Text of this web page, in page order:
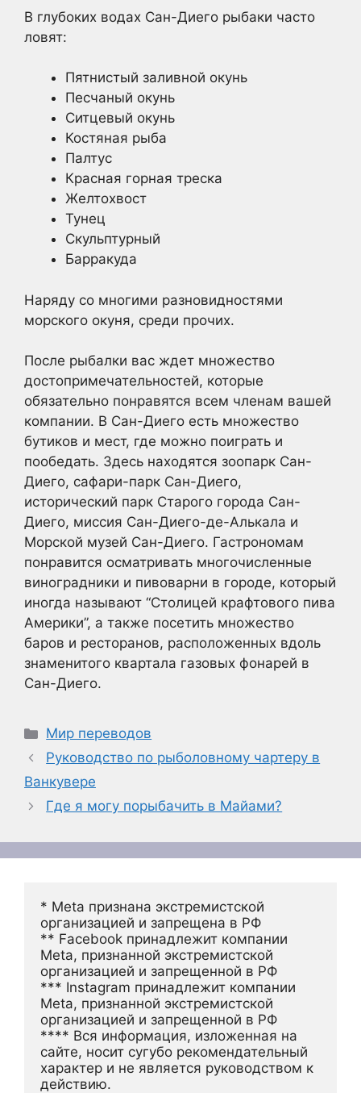
В глубоких водах Сан-Диего рыбаки часто
ловят:
Пятнистый заливной окунь
Песчаный окунь
Ситцевый окунь
Костяная рыба
Палтус
Красная горная треска
Желтохвост
Тунец
Скульптурный
Барракуда
Наряду со многими разновидностями
морского окуня, среди прочих.
После рыбалки вас ждет множество
достопримечательностей, которые
обязательно понравятся всем членам вашей
компании. В Сан-Диего есть множество
бутиков и мест, где можно поиграть и
пообедать. Здесь находятся зоопарк Сан-
Диего, сафари-парк Сан-Диего,
исторический парк Старого города Сан-
Диего, миссия Сан-Диего-де-Алькала и
Морской музей Сан-Диего. Гастрономам
понравится осматривать многочисленные
виноградники и пивоварни в городе, который
иногда называют “Столицей крафтового пива
Америки”, а также посетить множество
баров и ресторанов, расположенных вдоль
знаменитого квартала газовых фонарей в
Сан-Диего.
Рубрики
Мир переводов
Руководство по рыболовному чартеру в
Ванкувере
Где я могу порыбачить в Майами?
* Meta признана экстремистской
организацией и запрещена в РФ
** Facebook принадлежит компании
Meta, признанной экстремистской
организацией и запрещенной в РФ
*** Instagram принадлежит компании
Meta, признанной экстремистской
организацией и запрещенной в РФ
**** Вся информация, изложенная на
сайте, носит сугубо рекомендательный
характер и не является руководством к
действию.